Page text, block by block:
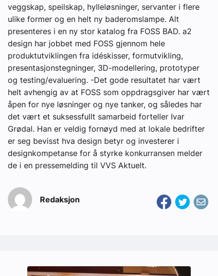
veggskap, speilskap, hylleløsninger, servanter i flere
ulike former og en helt ny baderomslampe. Alt
presenteres i en ny stor katalog fra FOSS BAD. a2
design har jobbet med FOSS gjennom hele
produktutviklingen fra idéskisser, formutvikling,
presentasjonstegninger, 3D-modellering, prototyper
og testing/evaluering. -Det gode resultatet har vært
helt avhengig av at FOSS som oppdragsgiver har vært
åpen for nye løsninger og nye tanker, og således har
det vært et suksessfullt samarbeid forteller Ivar
Grødal. Han er veldig fornøyd med at lokale bedrifter
er seg bevisst hva design betyr og investerer i
designkompetanse for å styrke konkurransen melder
de i en pressemelding til VVS Aktuelt.
Redaksjon